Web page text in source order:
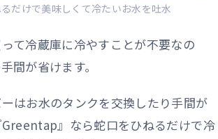
だけで美味しくて冷たいお水を吐水
て冷蔵庫に冷やすことが不要なの
間が省けます。
はお水のタンクを交換したり手間が
』なら蛇口をひねるだけで冷